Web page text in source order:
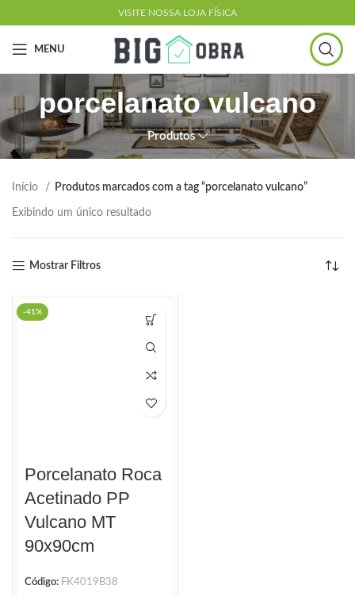
VISITE NOSSA LOJA FÍSICA
MENU
porcelanato vulcano
Produtos
Início Produtos marcados com a tag “porcelanato vulcano”
Exibindo um único resultado
Mostrar Filtros
-41%
Porcelanato Roca
Acetinado PP
Vulcano MT
90x90cm
Código: FK4019B38